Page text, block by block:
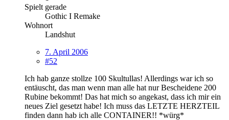
Spielt gerade
Gothic I Remake
Wohnort
Landshut
7. April 2006
#52
Ich hab ganze stollze 100 Skultullas! Allerdings war ich so
entäuscht, das man wenn man alle hat nur Bescheidene 200
Rubine bekommt! Das hat mich so angekast, dass ich mir ein
neues Ziel gesetzt habe! Ich muss das LETZTE HERZTEIL
finden dann hab ich alle CONTAINER!! *würg*